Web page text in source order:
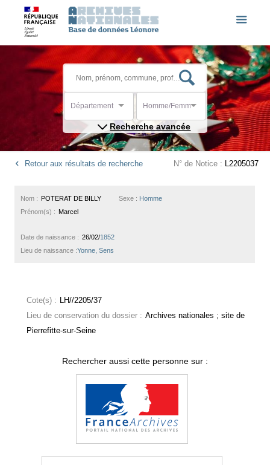
Département Homme/Femme
Recherche avancée
Retour aux résultats de recherche N° de Notice : L2205037
Sexe : Homme
Nom : POTERAT DE BILLY
Prénom(s) : Marcel
Date de naissance : 26/02/1852
Lieu de naissance :Yonne, Sens
Cote(s) : LH//2205/37
Lieu de conservation du dossier : Archives nationales ; site de
Pierrefitte-sur-Seine
Rechercher aussi cette personne sur :